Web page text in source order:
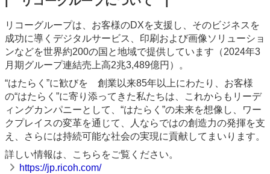
リコーグループは、お客様のDXを支援し、そのビジネスを
成功に導くデジタルサービス、印刷および画像ソリューショ
ンなどを世界約200の国と地域で提供しています（2024年3
月期グループ連結売上高2兆3,489億円）。
“はたらく”に歓びを 創業以来85年以上にわたり、お客様
の“はたらく”に寄り添ってきた私たちは、これからもリーデ
ィングカンパニーとして、“はたらく”の未来を想像し、ワー
クプレイスの変革を通じて、人ならではの創造力の発揮を支
え、さらには持続可能な社会の実現に貢献してまいります。
詳しい情報は、こちらをご覧ください。
https://jp.ricoh.com/